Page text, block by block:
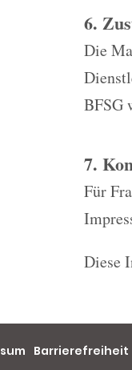
6.
Die
BFSG
7.
Für
Diese
Barrierefreiheit